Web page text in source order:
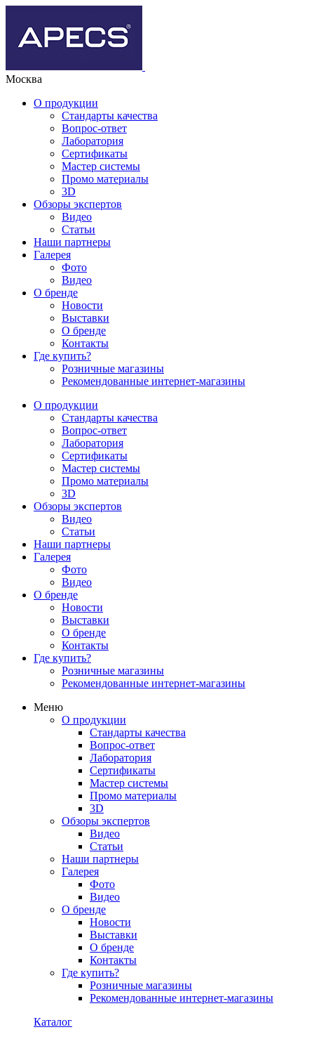
Москва
О продукции
Стандарты качества
Вопрос-ответ
Лаборатория
Сертификаты
Мастер системы
Промо материалы
3D
Обзоры экспертов
Видео
Статьи
Наши партнеры
Галерея
Фото
Видео
О бренде
Новости
Выставки
О бренде
Контакты
Где купить?
Розничные магазины
Рекомендованные интернет-магазины
О продукции
Стандарты качества
Вопрос-ответ
Лаборатория
Сертификаты
Мастер системы
Промо материалы
3D
Обзоры экспертов
Видео
Статьи
Наши партнеры
Галерея
Фото
Видео
О бренде
Новости
Выставки
О бренде
Контакты
Где купить?
Розничные магазины
Рекомендованные интернет-магазины
Меню
О продукции
Стандарты качества
Вопрос-ответ
Лаборатория
Сертификаты
Мастер системы
Промо материалы
3D
Обзоры экспертов
Видео
Статьи
Наши партнеры
Галерея
Фото
Видео
О бренде
Новости
Выставки
О бренде
Контакты
Где купить?
Розничные магазины
Рекомендованные интернет-магазины
Каталог